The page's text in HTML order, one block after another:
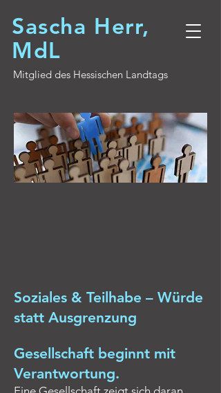
Sascha Herr,
MdL
Mitglied des Hessischen Landtags
Soziales & Teilhabe – Würde
statt Ausgrenzung
Gesellschaft beginnt mit
Verantwortung.